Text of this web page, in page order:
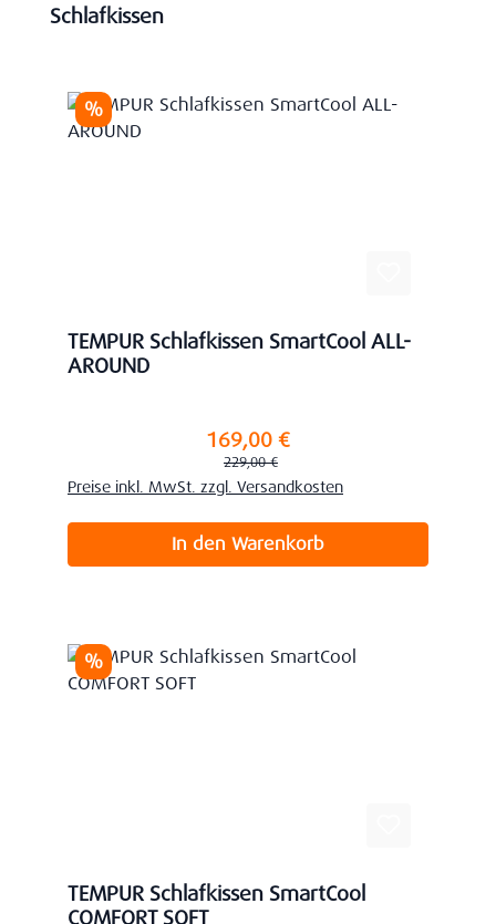
Produktgalerie überspringen
Schlafkissen
Rabatt
%
TEMPUR Schlafkissen SmartCool ALL-
AROUND
169,00 €
Regulärer Preis:
229,00 €
Preise inkl. MwSt. zzgl. Versandkosten
In den Warenkorb
Rabatt
%
TEMPUR Schlafkissen SmartCool